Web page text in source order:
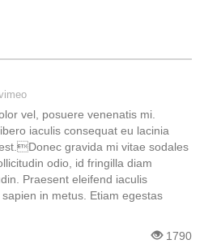
vel, posuere venenatis mi.
iaculis consequat eu lacinia
gravida mi vitae sodales
odio, id fringilla diam
Praesent eleifend iaculis
in metus. Etiam egestas
1790